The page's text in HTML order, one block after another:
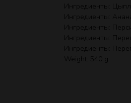
Ингредиенты:
Ингредиенты:
Ингредиенты:
Ингредиенты:
Ингредиенты:
Weight: 540 g